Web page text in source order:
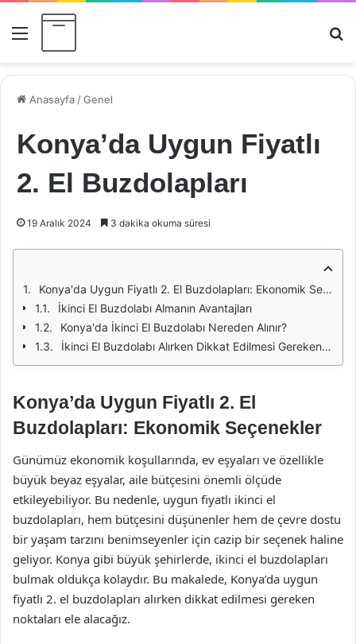
Menü
Anasayfa /Genel
Konya’da Uygun Fiyatlı
2. El Buzdolapları
19 Aralık 2024 3 dakika okuma süresi
Konya'da Uygun Fiyatlı 2. El Buzdolapları: Ekonomik Seçenekler
İkinci El Buzdolabı Almanın Avantajları
Konya'da İkinci El Buzdolabı Nereden Alınır?
İkinci El Buzdolabı Alırken Dikkat Edilmesi Gerekenler
Konya’da Uygun Fiyatlı 2. El
Buzdolapları: Ekonomik Seçenekler
Günümüz ekonomik koşullarında, ev eşyaları ve özellikle
büyük beyaz eşyalar, aile bütçesini önemli ölçüde
etkileyebiliyor. Bu nedenle, uygun fiyatlı ikinci el
buzdolapları, hem bütçesini düşünenler hem de çevre dostu
bir yaşam tarzını benimseyenler için cazip bir seçenek haline
geliyor. Konya gibi büyük şehirlerde, ikinci el buzdolapları
bulmak oldukça kolaydır. Bu makalede, Konya’da uygun
fiyatlı 2. el buzdolapları alırken dikkat edilmesi gereken
noktaları ele alacağız.